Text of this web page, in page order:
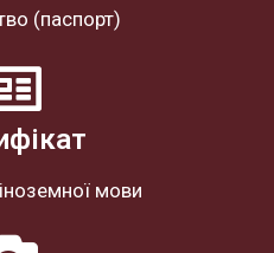
(паспорт)
мови